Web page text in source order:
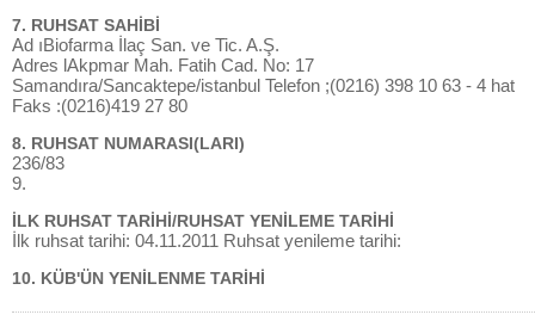
7. RUHSAT SAHİBİ
Ad ıBiofarma İlaç San. ve Tic. A.Ş.
Adres lAkpmar Mah. Fatih Cad. No: 17
Samandıra/Sancaktepe/istanbul Telefon ;(0216) 398 10 63 - 4 hat
Faks :(0216)419 27 80
8. RUHSAT NUMARASI(LARI)
236/83
9.
İLK RUHSAT TARİHİ/RUHSAT YENİLEME TARİHİ
İlk ruhsat tarihi: 04.11.2011 Ruhsat yenileme tarihi:
10. KÜB'ÜN YENİLENME TARİHİ